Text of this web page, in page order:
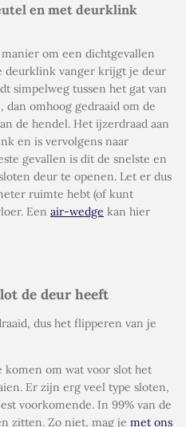
en met deurklink
om een dichtgevallen
deurklink vanger krijgt je deur
simpelweg tussen het gat van
dan omhoog gedraaid om de
de hendel. Het ijzerdraad aan
en is vervolgens naar
gevallen is dit de snelste en
deur te openen. Let er dus
ruimte hebt (of kunt
Een air-wedge kan hier
de deur heeft
dus het flipperen van je
om wat voor slot het
Er zijn erg veel type sloten,
voorkomende. In 99% van de
zitten. Zo niet, mag je met ons